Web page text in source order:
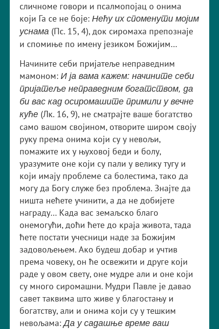
сличноме говори и псалмопојац о онима
који Га се не боје: Нећу их споменути мојим
уснама (Пс. 15, 4), док сиромаха препознаје
и спомиње по имену језиком Божијим…
Начините себи пријатеље неправедним
мамоном: И ја вама кажем: начините себи
пријатеље неправедним богатством, да
би вас кад осиромашите примили у вечне
куће (Лк. 16, 9), не сматрајте ваше богатство
само вашом својином, отворите широм своју
руку према онима који су у невољи,
помажите их у њуховој беди и болу,
уразумите оне који су пали у велику тугу и
који имају проблеме са болестима, тако да
могу да Богу служе без проблема. Знајте да
ништа нећете учинити, а да не добијете
награду… Када вас земаљско благо
онемогући, доћи ћете до краја живота, тада
ћете постати учесници наде за Божијим
задовољењем. Ако будеш добар и учтив
према човеку, он ће освежити и друге који
раде у овом свету, оне мудре али и оне који
су много сиромашни. Мудри Павле је давао
савет таквима што живе у благостању и
богатству, али и онима који су у тешким
невољама:Да у садашње време ваш